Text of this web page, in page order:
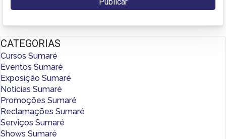
CATEGORIAS
Cursos Sumaré
Eventos Sumaré
Exposição Sumaré
Notícias Sumaré
Promoções Sumaré
Reclamações Sumaré
Serviços Sumaré
Shows Sumaré